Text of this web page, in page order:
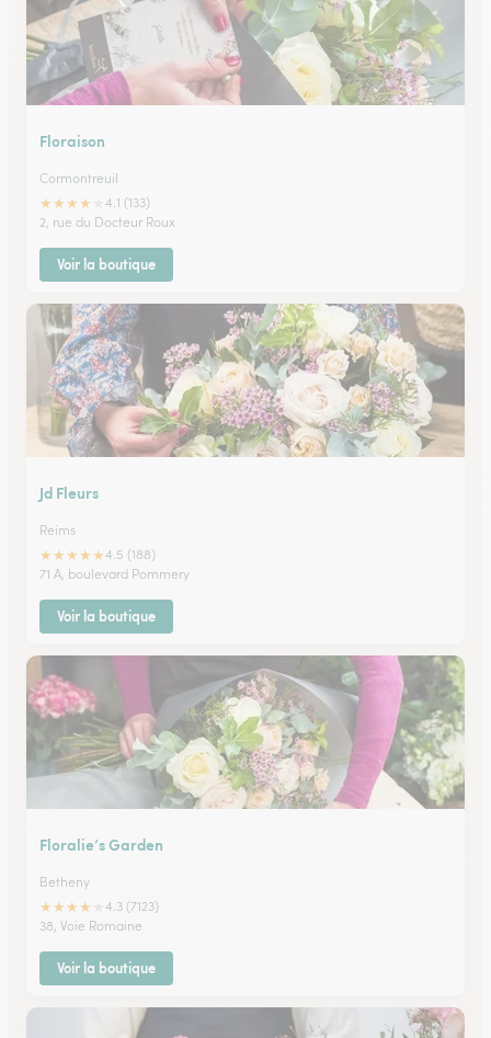
Floraison
Cormontreuil
★★★★
4.1 (133)
2, rue du Docteur Roux
Voir la boutique
Jd Fleurs
Reims
★★★★★4.5 (188)
71 A, boulevard Pommery
Voir la boutique
Floralie’s Garden
Betheny
★★★★
4.3 (7123)
38, Voie Romaine
Voir la boutique